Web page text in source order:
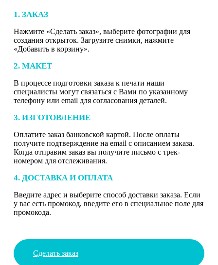
1. ЗАКАЗ
Нажмите «Сделать заказ», выберите фотографии для
создания открыток. Загрузите снимки, нажмите
«Добавить в корзину».
2. МАКЕТ
В процессе подготовки заказа к печати наши
специалисты могут связаться с Вами по указанному
телефону или email для согласования деталей.
3. ИЗГОТОВЛЕНИЕ
Оплатите заказ банковской картой. После оплаты
получите подтверждение на email с описанием заказа.
Когда отправим заказ вы получите письмо с трек-
номером для отслеживания.
4. ДОСТАВКА И ОПЛАТА
Введите адрес и выберите способ доставки заказа. Если
у вас есть промокод, введите его в специальное поле для
промокода.
Сделать заказ